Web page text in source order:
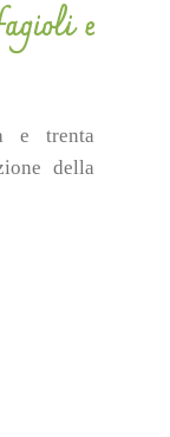
e
e trenta
della